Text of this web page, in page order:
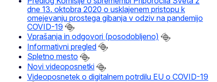
dne 13. oktobra 2020 o usklajenem pristopu k
omejevanju prostega gibanja v odziv na pandemijo
COVID-19
Vprašanja in odgovori (posodobljeno)
Informativni pregled
Spletno mesto
Novi videoposnetki
Videoposnetek o digitalnem potrdilu EU o COVID-19